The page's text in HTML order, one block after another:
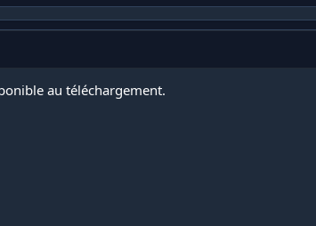
au téléchargement.